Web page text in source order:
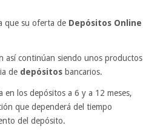
que su oferta de Depósitos Online
así continúan siendo unos productos
de depósitos bancarios.
en los depósitos a 6 y a 12 meses,
que dependerá del tiempo
del depósito.